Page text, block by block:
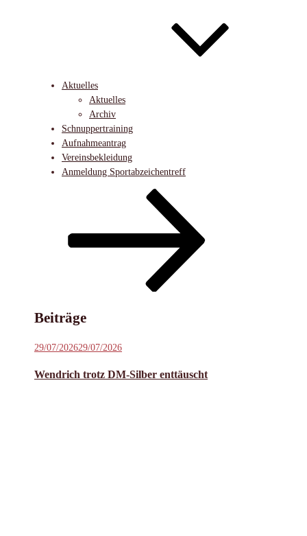
Aktuelles
Aktuelles
Archiv
Schnuppertraining
Aufnahmeantrag
Vereinsbekleidung
Anmeldung Sportabzeichentreff
Beiträge
Veröffentlicht
29/07/202629/07/2026
Wendrich trotz DM-Silber enttäuscht